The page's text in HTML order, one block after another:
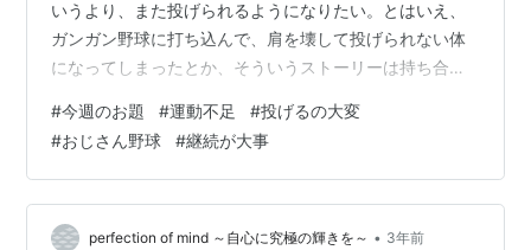
いうより、また投げられるようになりたい。とはいえ、
ガンガン野球に打ち込んで、肩を壊して投げられない体
になってしまったとか、そういうストーリーは持ち合わ
たことない人だと、以外と盲点なのかもしれない、と思
って筆をとっているのだが、野球のボールは、意外と重
い。日頃から練習して肩を鍛えておかないと、テレビで
見るように軽々とは投げられない。 名選手イチローのバ
ックホームは規格外だが、こまかくテレビに映し出され
#今週のお題 #運動不足 #投げるの大変
#おじさん野球 #継続が大事
perfection of mind ～自心に究極の輝きを～ • 3年前